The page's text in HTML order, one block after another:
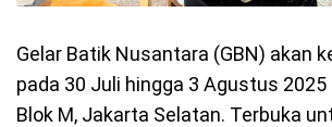
Gelar Batik Nusantara (GBN) akan
pada 30 Juli hingga 3 Agustus 2025
Blok M, Jakarta Selatan. Terbuka